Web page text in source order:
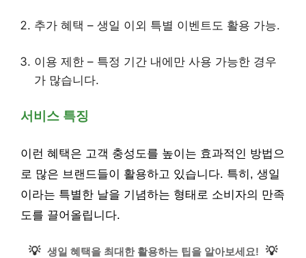
추가 혜택 – 생일 이외 특별 이벤트도 활용 가능.
이용 제한 – 특정 기간 내에만 사용 가능한 경우
가 많습니다.
서비스 특징
이런 혜택은 고객 충성도를 높이는 효과적인 방법으
로 많은 브랜드들이 활용하고 있습니다. 특히, 생일
이라는 특별한 날을 기념하는 형태로 소비자의 만족
도를 끌어올립니다.
💡 생일 혜택을 최대한 활용하는 팁을 알아보세요! 💡